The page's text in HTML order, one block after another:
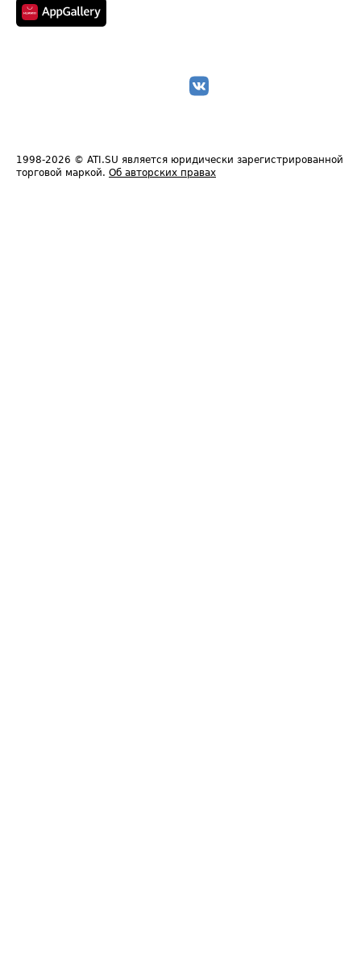
1998-2026 © ATI.SU является юридически зарегистрированной
торговой маркой. Об авторских правах